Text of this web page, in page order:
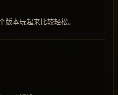
版本玩起来比较轻松。